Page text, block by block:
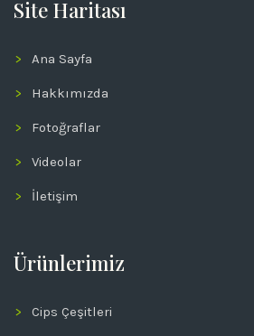
Site Haritası
Ana Sayfa
Hakkımızda
Fotoğraflar
Videolar
İletişim
Ürünlerimiz
Cips Çeşitleri